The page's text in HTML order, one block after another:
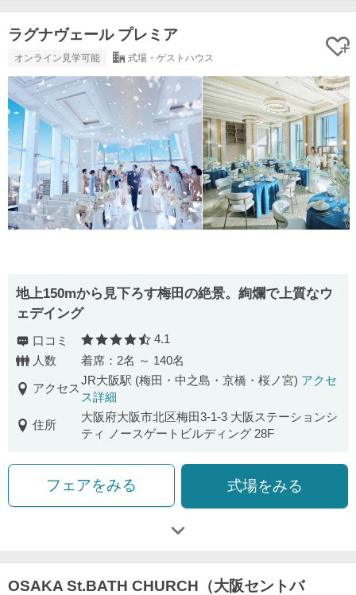
ラグナヴェール プレミア
オンライン見学可能 式場・ゲストハウス
地上150mから見下ろす梅田の絶景。絢爛で上質なウ
ェデイング
口コミ 口コミ評価
4.1
人数
着席：2名 ～ 140名
アクセス
JR大阪駅 (梅田・中之島・京橋・桜ノ宮) アクセ
ス詳細
住所
大阪府大阪市北区梅田3-1-3 大阪ステーションシ
ティ ノースゲートビルディング 28F
フェアをみる 式場をみる
OSAKA St.BATH CHURCH（大阪セントバ